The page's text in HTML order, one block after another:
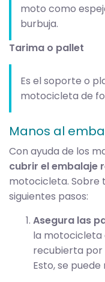
moto como
burbuja.
Tarima o pallet
Es el soporte o
motocicleta de
Manos al
Con ayuda de los
cubrir el embalaje
motocicleta. Sobre
siguientes pasos:
Asegura las
la motocicleta
recubierta por
Esto, se